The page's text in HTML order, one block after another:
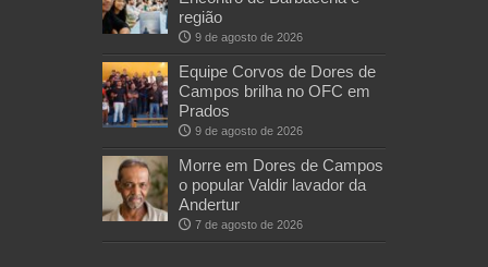
região
9 de agosto de 2026
Equipe Corvos de Dores de
Campos brilha no OFC em
Prados
9 de agosto de 2026
Morre em Dores de Campos
o popular Valdir lavador da
Andertur
7 de agosto de 2026